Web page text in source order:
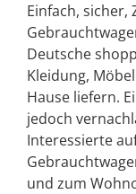
Einfach, sicher,
Deutsche
Kleidung,
Hause liefern.
jedoch
Interessierte
und zum